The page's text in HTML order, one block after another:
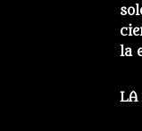
la
LA